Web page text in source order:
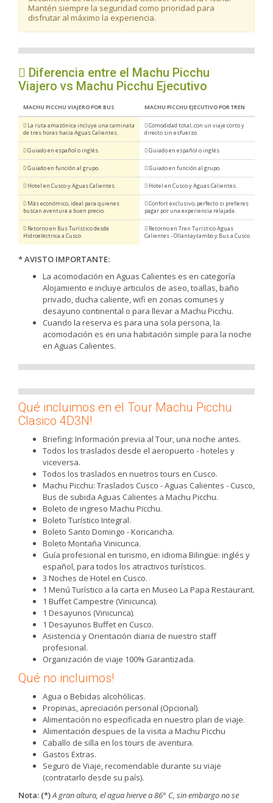
Mantén siempre la seguridad como prioridad para
disfrutar al máximo la experiencia.
Diferencia entre el Machu Picchu
Viajero vs Machu Picchu Ejecutivo
MACHU PICCHU VIAJERO POR BUS MACHU PICCHU EJECUTIVO POR TREN
La ruta amazónica incluye una caminata
de tres horas hacia Aguas Calientes.
Comodidad total, con un viaje corto y
directo sin esfuerzo.
Guiado en español o inglés. Guiado en español o inglés.
Guiado en función al grupo. Guiado en función al grupo.
Hotel en Cusco y Aguas Calientes. Hotel en Cusco y Aguas Calientes.
Más económico, ideal para quienes
buscan aventura a buen precio.
Confort exclusivo, perfecto si prefieres
pagar por una experiencia relajada.
Retorno en Bus Turístico desde
Hidroeléctrica a Cusco
Retorno en Tren Turístico Aguas
Calientes - Ollantaytambo y Bus a Cusco
* AVISTO IMPORTANTE:
La acomodación en Aguas Calientes es en categoría
Alojamiento e incluye articulos de aseo, toallas, baño
privado, ducha caliente, wifi en zonas comunes y
desayuno continental o para llevar a Machu Picchu.
Cuando la reserva es para una sola persona, la
acomodación es en una habitación simple para la noche
en Aguas Calientes.
Qué incluimos en el Tour Machu Picchu
Clasico 4D3N!
Briefing: Información previa al Tour, una noche antes.
Todos los traslados desde el aeropuerto - hoteles y
viceversa.
Todos los traslados en nuetros tours en Cusco.
Machu Picchu: Traslados Cusco - Aguas Calientes - Cusco,
Bus de subida Aguas Calientes a Machu Picchu.
Boleto de ingreso Machu Picchu.
Boleto Turístico Integral.
Boleto Santo Domingo - Koricancha.
Boleto Montaña Vinicunca.
Guía profesional en turismo, en idioma Bilingüe: inglés y
español, para todos los atractivos turísticos.
3 Noches de Hotel en Cusco.
1 Menú Turístico a la carta en Museo La Papa Restaurant.
1 Buffet Campestre (Vinicunca).
1 Desayunos (Vinicunca).
1 Desayunos Buffet en Cusco.
Asistencia y Orientación diaria de nuestro staff
profesional.
Organización de viaje 100% Garantizada.
Qué no incluimos!
Agua o Bebidas alcohólicas.
Propinas, apreciación personal (Opcional).
Alimentación no especificada en nuestro plan de viaje.
Alimentación despues de la visita a Machu Picchu
Caballo de silla en los tours de aventura.
Gastos Extras.
Seguro de Viaje, recomendable durante su viaje
(contratarlo desde su país).
Nota: (*)A gran altura, el agua hierve a 86° C, sin embargo no se